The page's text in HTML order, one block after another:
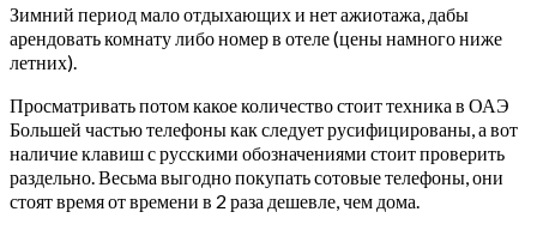
Зимний период мало отдыхающих и нет ажиотажа, дабы
арендовать комнату либо номер в отеле (цены намного ниже
летних).
Просматривать потом какое количество стоит техника в ОАЭ
Большей частью телефоны как следует русифицированы, а вот
наличие клавиш с русскими обозначениями стоит проверить
раздельно. Весьма выгодно покупать сотовые телефоны, они
стоят время от времени в 2 раза дешевле, чем дома.